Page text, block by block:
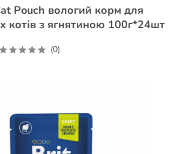
Pouch вологий корм для
котів з ягнятиною 100г*24шт
(0)